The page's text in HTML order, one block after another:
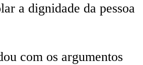
a dignidade da pessoa
com os argumentos